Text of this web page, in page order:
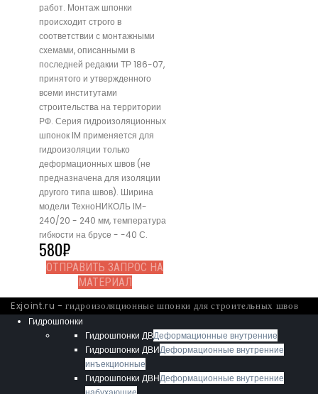
работ. Монтаж шпонки
происходит строго в
соответствии с монтажными
схемами, описанными в
последней редакии ТР 186-07,
принятого и утвержденного
всеми институтами
строительства на территории
РФ. Серия гидроизоляционных
шпонок IM применяется для
гидроизоляции только
деформационных швов (не
предназначена для изоляции
другого типа швов). Ширина
модели ТехноНИКОЛЬ IM-
240/20 - 240 мм, температура
гибкости на брусе - -40 С.
580₽
ОТПРАВИТЬ ЗАПРОС НА
МАТЕРИАЛ
Exjoint.ru - гидроизоляционные шпонки для строительных швов
Гидрошпонки
Гидрошпонки ДВДеформационные внутренние
Гидрошпонки ДВИДеформационные внутренние
инъекционные
Гидрошпонки ДВНДеформационные внутренние